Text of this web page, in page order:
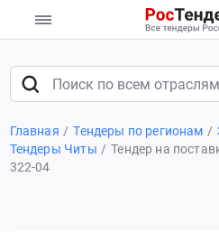
Главная Тендеры по регионам
Тендеры Читы
Тендер на
322-04